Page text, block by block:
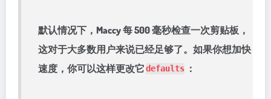
默认情况下，Maccy 每 500 毫秒检查一次剪贴板，
这对于大多数用户来说已经足够了。如果你想加快
速度，你可以这样更改它defaults ：